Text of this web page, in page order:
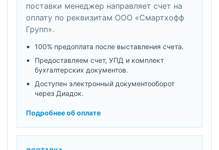
поставки менеджер направляет счет на
оплату по реквизитам ООО «Смартхофф
Групп».
100% предоплата после выставления счета.
Предоставляем счет, УПД и комплект
бухгалтерских документов.
Доступен электронный документооборот
через Диадок.
Подробнее об оплате